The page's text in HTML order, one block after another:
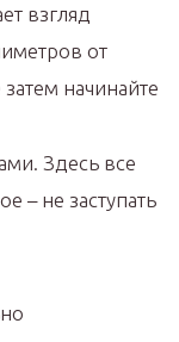
взгляд
от
начинайте
Здесь все
– не заступать